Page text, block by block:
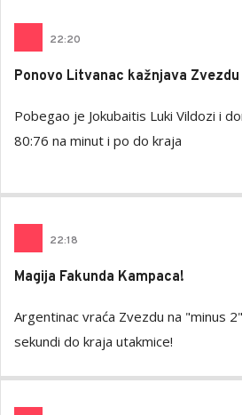
22:20
Ponovo Litvanac kažnjava Zvezdu
Pobegao je Jokubaitis Luki Vildozi i
80:76 na minut i po do kraja
22:18
Magija Fakunda Kampaca!
Argentinac vraća Zvezdu na "minus
sekundi do kraja utakmice!